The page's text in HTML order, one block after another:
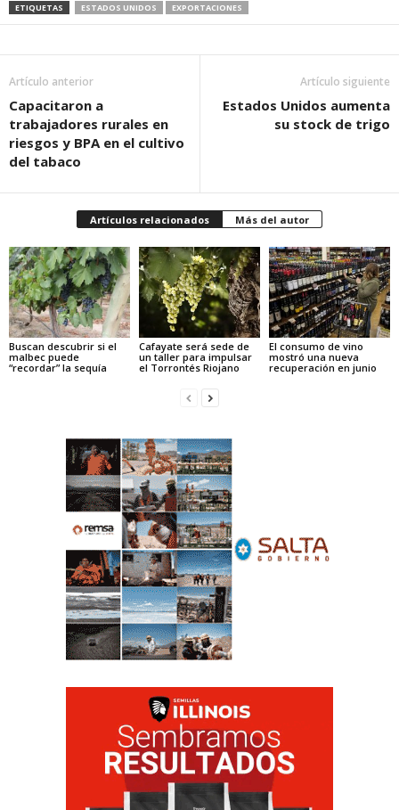
ETIQUETAS ESTADOS UNIDOS EXPORTACIONES
Artículo anterior
Capacitaron a
trabajadores rurales en
riesgos y BPA en el cultivo
del tabaco
Artículo siguiente
Estados Unidos aumenta
su stock de trigo
Artículos relacionados Más del autor
Buscan descubrir si el
malbec puede
“recordar” la sequía
Cafayate será sede de
un taller para impulsar
el Torrontés Riojano
El consumo de vino
mostró una nueva
recuperación en junio